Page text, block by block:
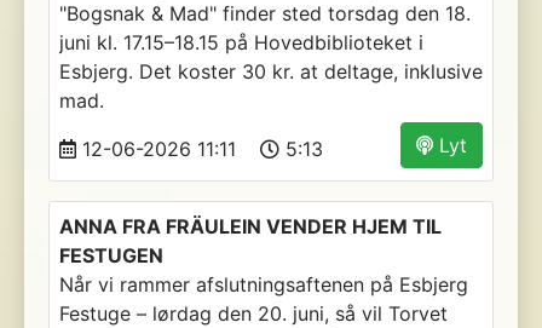
"Bogsnak & Mad" finder sted torsdag den 18.
juni kl. 17.15–18.15 på Hovedbiblioteket i
Esbjerg. Det koster 30 kr. at deltage, inklusive
mad.
Lyt
12-06-2026 11:11 5:13
ANNA FRA FRÄULEIN VENDER HJEM TIL
FESTUGEN
Når vi rammer afslutningsaftenen på Esbjerg
Festuge – lørdag den 20. juni, så vil Torvet